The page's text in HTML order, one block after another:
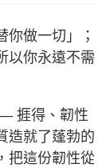
你做一切」；
以你永遠不需
捱得、韌性
造就了蓬勃的
把這份韌性從